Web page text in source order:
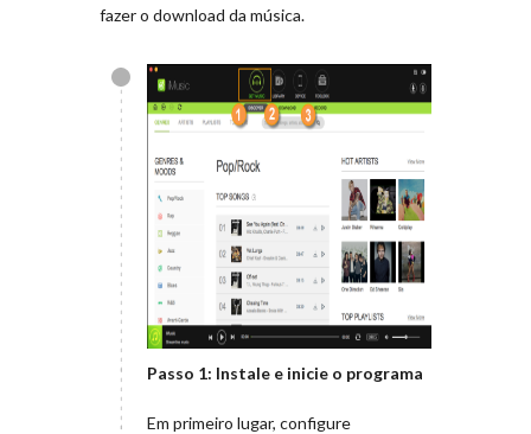
fazer o download da música.
Passo 1: Instale e inicie o programa
Em primeiro lugar, configure